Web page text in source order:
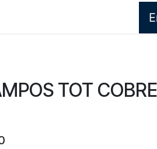
TOT